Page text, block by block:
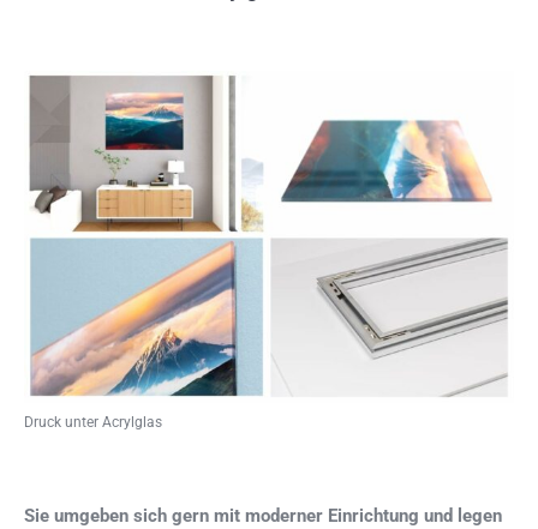
Druck unter Acrylglas
Sie umgeben sich gern mit moderner Einrichtung und legen